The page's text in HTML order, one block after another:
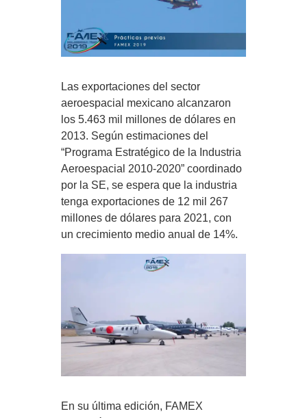
Las exportaciones del sector
aeroespacial mexicano alcanzaron
los 5.463 mil millones de dólares en
2013. Según estimaciones del
“Programa Estratégico de la Industria
Aeroespacial 2010-2020” coordinado
por la SE, se espera que la industria
tenga exportaciones de 12 mil 267
millones de dólares para 2021, con
un crecimiento medio anual de 14%.
En su última edición, FAMEX